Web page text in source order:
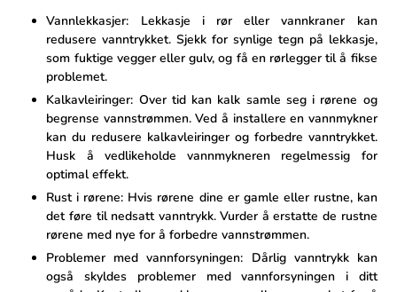
Vannlekkasjer: Lekkasje⁤ i rør eller vannkraner kan
redusere⁤ vanntrykket. Sjekk⁢ for synlige tegn på lekkasje,
som fuktige vegger eller gulv, og ⁤få en rørlegger til å fikse
problemet.
Kalkavleiringer: Over tid kan kalk samle seg ⁢i rørene og
begrense vannstrømmen. Ved ‍å⁤ installere ⁣en vannmykner
kan‌ du ⁤redusere kalkavleiringer og forbedre vanntrykket.
Husk å vedlikeholde vannmykneren regelmessig‌ for
optimal effekt.
Rust i rørene: ‌Hvis rørene dine er gamle eller ⁤rustne, kan
det føre til nedsatt‌ vanntrykk. ⁣Vurder å erstatte de rustne
rørene med nye for å⁣ forbedre ​vannstrømmen.
Problemer med vannforsyningen: Dårlig vanntrykk kan
også skyldes problemer med vannforsyningen ​i ditt